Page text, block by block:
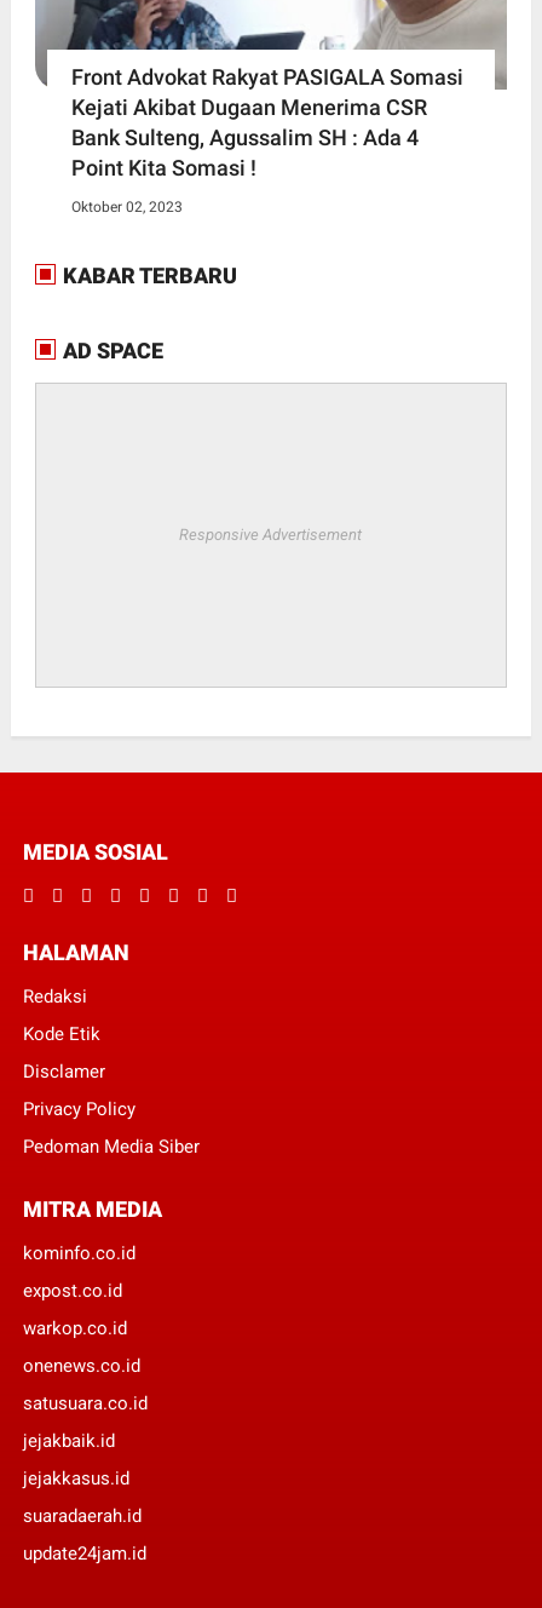
Front Advokat Rakyat PASIGALA Somasi
Kejati Akibat Dugaan Menerima CSR
Bank Sulteng, Agussalim SH : Ada 4
Point Kita Somasi !
Oktober 02, 2023
KABAR TERBARU
AD SPACE
Responsive Advertisement
MEDIA SOSIAL
HALAMAN
Redaksi
Kode Etik
Disclamer
Privacy Policy
Pedoman Media Siber
MITRA MEDIA
kominfo.co.id
expost.co.id
warkop.co.id
onenews.co.id
satusuara.co.id
jejakbaik.id
jejakkasus.id
suaradaerah.id
update24jam.id